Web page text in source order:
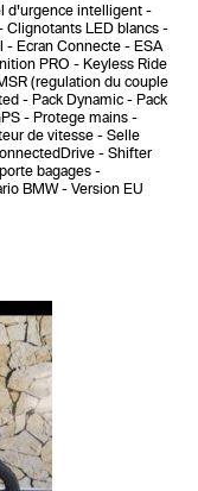
d'urgence intelligent
Clignotants LED blancs
Ecran Connecte
ESA
PRO
Keyless Ride
(regulation du couple
Pack Dynamic
Pack
Protege mains
de vitesse
Selle
Shifter
bagages
BMW
Version EU